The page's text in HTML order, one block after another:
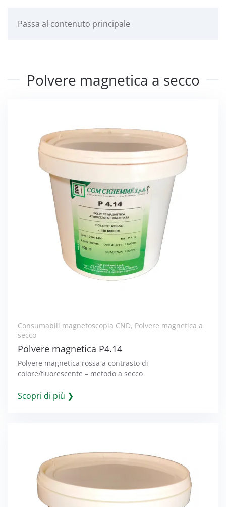
Passa al contenuto principale
Polvere magnetica a secco
Consumabili magnetoscopia CND, Polvere magnetica a
secco
Polvere magnetica P4.14
Polvere magnetica rossa a contrasto di
colore/fluorescente – metodo a secco
Scopri di più ❯